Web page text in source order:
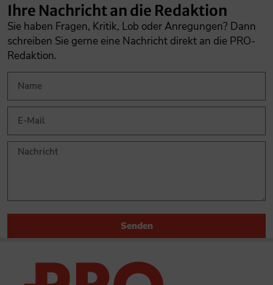
Ihre Nachricht an die Redaktion
Sie haben Fragen, Kritik, Lob oder Anregungen? Dann
schreiben Sie gerne eine Nachricht direkt an die PRO-
Redaktion.
Senden